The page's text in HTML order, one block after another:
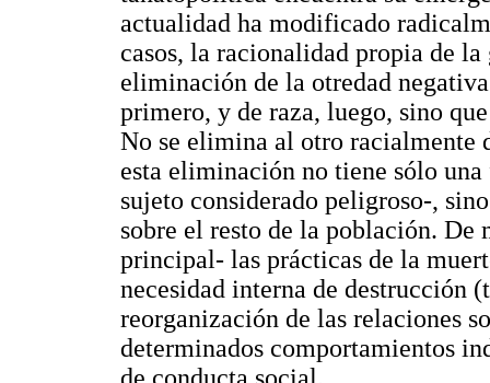
actualidad ha modificado
casos, la racionalidad propia de
eliminación de la otredad
primero, y de raza, luego, sino
No se elimina al otro racialmente
esta eliminación no tiene sólo
sujeto considerado peligroso-,
sobre el resto de la población. De
principal- las prácticas de la
necesidad interna de
reorganización de las relaciones
determinados comportamientos